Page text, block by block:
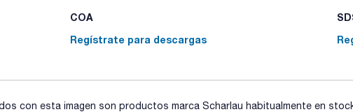
COA
Regístrate para descargas
con esta imagen son productos marca Scharlau habitualmente en